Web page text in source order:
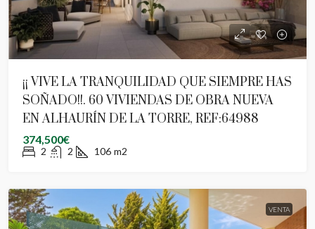
¡¡ VIVE LA TRANQUILIDAD QUE SIEMPRE HAS
SOÑADO!!. 60 VIVIENDAS DE OBRA NUEVA
EN ALHAURÍN DE LA TORRE, REF:64988
374,500€
2 2 106 m2
VENTA